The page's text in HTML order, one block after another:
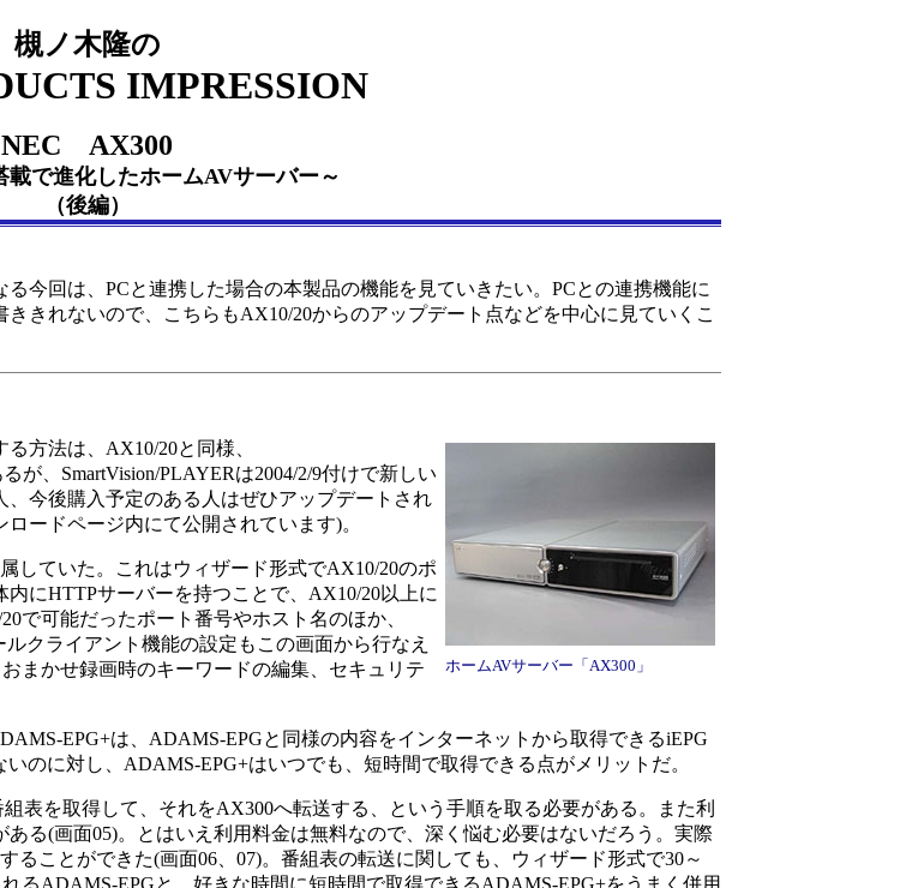
槻ノ木隆の
IMPRESSION
NEC AX300
載で進化したホームAVサーバー～
（後編）
今回は、PCと連携した場合の本製品の機能を見ていきたい。PCとの連携機能に
きれないので、こちらもAX10/20からのアップデート点などを中心に見ていくこ
ホームAVサーバー「AX300」
方法は、AX10/20と同様、
が、SmartVision/PLAYERは2004/2/9付けで新しい
今後購入予定のある人はぜひアップデートされ
ロードページ内にて公開されています)。
していた。これはウィザード形式でAX10/20のポ
にHTTPサーバーを持つことで、AX10/20以上に
で可能だったポート番号やホスト名のほか、
クライアント機能の設定もこの画面から行なえ
まかせ録画時のキーワードの編集、セキュリテ
EPG+は、ADAMS-EPGと同様の内容をインターネットから取得できるiEPG
のに対し、ADAMS-EPG+はいつでも、短時間で取得できる点がメリットだ。
表を取得して、それをAX300へ転送する、という手順を取る必要がある。また利
る(画面05)。とはいえ利用料金は無料なので、深く悩む必要はないだろう。実際
ことができた(画面06、07)。番組表の転送に関しても、ウィザード形式で30～
るADAMS-EPGと、好きな時間に短時間で取得できるADAMS-EPG+をうまく併用